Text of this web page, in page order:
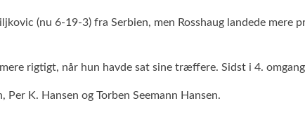
(nu 6-19-3) fra Serbien, men Rosshaug landede mere
rigtigt, når hun havde sat sine træffere. Sidst i 4.
K. Hansen og Torben Seemann Hansen.